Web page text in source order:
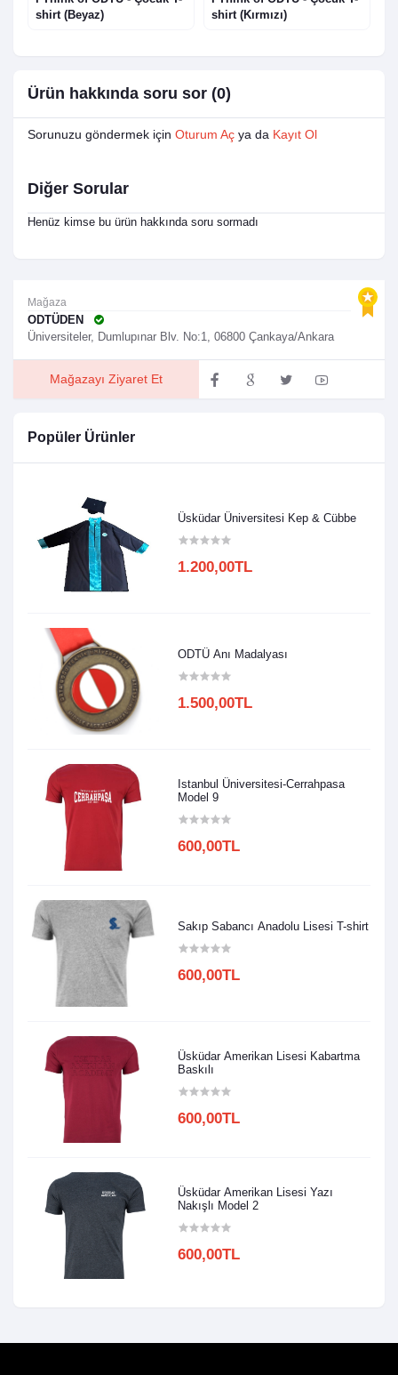
Mağaza
ODTÜDEN
Üniversiteler, Dumlupınar Blv. No:1, 06800 Çankaya/Ankara
Mağazayı Ziyaret Et
Popüler Ürünler
Üsküdar Üniversitesi Kep & Cübbe
1.200,00TL
ODTÜ Anı Madalyası
1.500,00TL
Istanbul Üniversitesi-Cerrahpasa
Model 9
600,00TL
Sakıp Sabancı Anadolu Lisesi T-shirt
600,00TL
Üsküdar Amerikan Lisesi Kabartma
Baskılı
600,00TL
Üsküdar Amerikan Lisesi Yazı
Nakışlı Model 2
600,00TL
shirt (Beyaz)
shirt (Kırmızı)
Ürün hakkında soru sor (0)
Sorunuzu göndermek için Oturum Aç ya da Kayıt Ol
Diğer Sorular
Henüz kimse bu ürün hakkında soru sormadı